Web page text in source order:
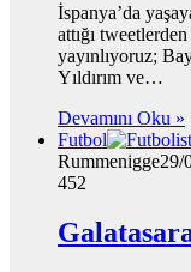
İspanya’da
attığı
yayınlıyoruz;
Yıldırım ve…
Devamını Oku »
Futbol
Rummenigge29/
452